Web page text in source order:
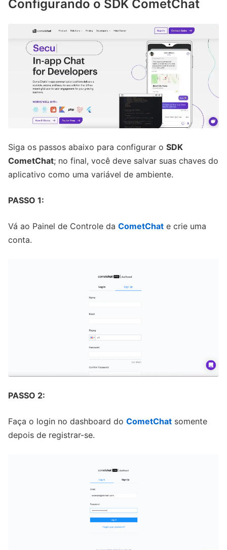
Configurando o SDK CometChat
Siga os passos abaixo para configurar o SDK
CometChat; no final, você deve salvar suas chaves do
aplicativo como uma variável de ambiente.
PASSO 1:
Vá ao Painel de Controle da CometChat e crie uma
conta.
PASSO 2:
Faça o login no dashboard do CometChat somente
depois de registrar-se.